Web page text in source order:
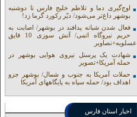
اوج‌گیری دما و تلاطم خلیج فارس تا دوشنبه
بوشهر داغ‌تر می‌شود/ دیّر رکورد گرما زد!
فعال شدن شبانه پدافند در بوشهر/ اصابت به
حریم نیروگاه اتمی/ آتش سوزی 10 قایق
عسلویه+نصاویر
شهادت یک پرسنل نیروی هوایی بوشهر در
حمله آمریکا+تصویر
حملات آمریکا به جنوب و شمال/ بوشهر جزو
اهداف بود/ حمله سپاه به پایگاههای آمریکا
اخبار استان فارس